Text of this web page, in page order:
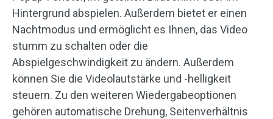
Hintergrund abspielen. Außerdem bietet er einen
Nachtmodus und ermöglicht es Ihnen, das Video
stumm zu schalten oder die
Abspielgeschwindigkeit zu ändern. Außerdem
können Sie die Videolautstärke und -helligkeit
steuern. Zu den weiteren Wiedergabeoptionen
gehören automatische Drehung, Seitenverhältnis